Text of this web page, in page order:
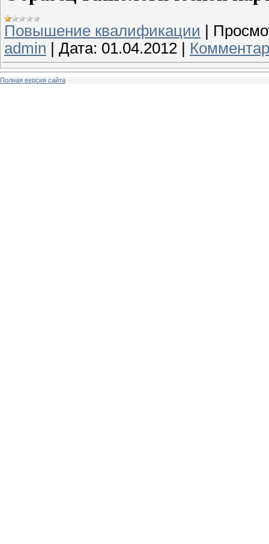
Повышение квалификации |
admin | Дата: 01.04.2012 |
Полная версия сайта